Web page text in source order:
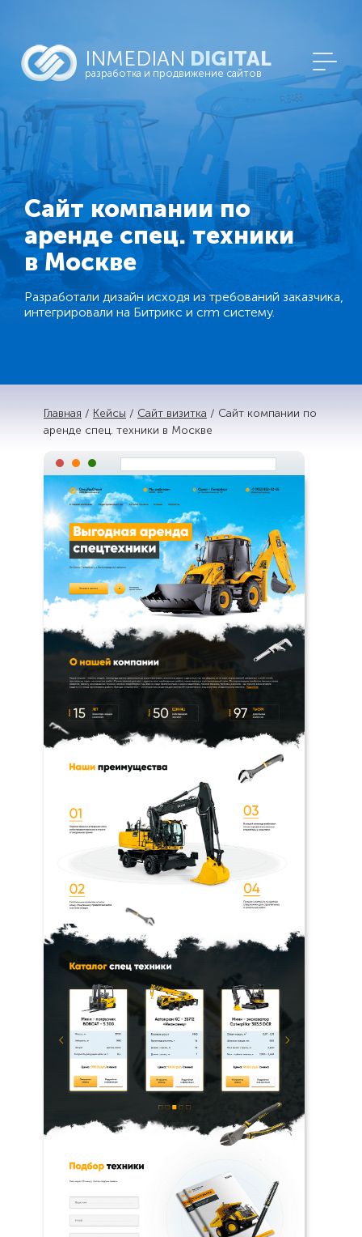
INMEDIAN DIGITAL
разработка и продвижение сайтов
Сайт компании по
аренде спец. техники
в Москве
Разработали дизайн исходя из требований заказчика,
интегрировали на Битрикс и crm систему.
Главная / Кейсы / Сайт визитка / Сайт компании по
аренде спец. техники в Москве